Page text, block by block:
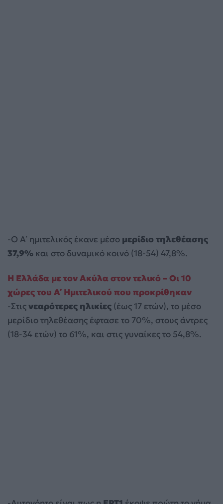
-Ο Α΄ ημιτελικός έκανε μέσο μερίδιο τηλεθέασης
37,9% και στο δυναμικό κοινό (18-54) 47,8%.
Η Ελλάδα με τον Ακύλα στον τελικό – Οι 10
χώρες του Α΄ Ημιτελικού που προκρίθηκαν
-Στιςνεαρότερες ηλικίες (έως 17 ετών), το μέσο
μερίδιο τηλεθέασης έφτασε το 70%, στους άντρες
(18-34 ετών) το 61%, και στις γυναίκες το 54,8%.